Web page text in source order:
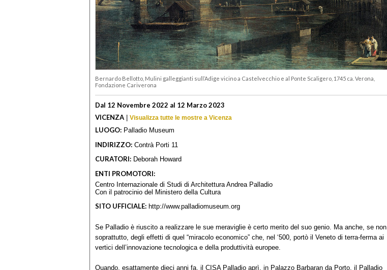
Bernardo Bellotto, Mulini galleggianti sull’Adige vicino a Castelvecchio e al Ponte Scaligero, 1745 ca. Verona,
Fondazione Cariverona
Dal 12 Novembre 2022 al 12 Marzo 2023
VICENZA | Visualizza tutte le mostre a Vicenza
LUOGO: Palladio Museum
INDIRIZZO: Contrà Porti 11
CURATORI: Deborah Howard
ENTI PROMOTORI:
Centro Internazionale di Studi di Architettura Andrea Palladio
Con il patrocinio del Ministero della Cultura
SITO UFFICIALE: http://www.palladiomuseum.org
Se Palladio è riuscito a realizzare le sue meraviglie è certo merito del suo genio. Ma anche, se non
soprattutto, degli effetti di quel “miracolo economico” che, nel ‘500, portò il Veneto di terra-ferma ai
vertici dell’innovazione tecnologica e della produttività europee.
Quando, esattamente dieci anni fa, il CISA Palladio aprì, in Palazzo Barbaran da Porto, il Palladio